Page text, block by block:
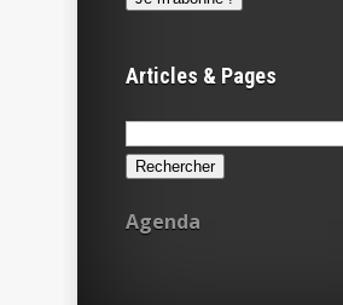
Articles & Pages
Rechercher :
Agenda